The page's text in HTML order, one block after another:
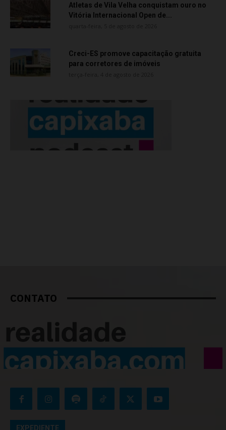
Atletas de Vila Velha conquistam ouro no
Vitória Internacional Open de...
Creci-ES promove capacitação gratuita
para corretores de imóveis
CONTATO
EXPEDIENTE